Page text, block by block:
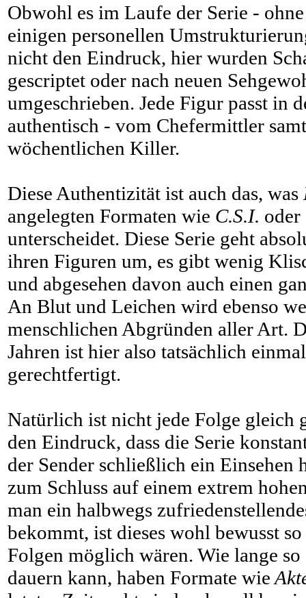
Obwohl es im Laufe der Serie -
einigen personellen
nicht den Eindruck, hier wurden
gescriptet oder nach neuen
umgeschrieben. Jede Figur passt in
authentisch - vom Chefermittler
wöchentlichen Killer.
Diese Authentizität ist auch das, was
angelegten Formaten wie C.S.I. oder
unterscheidet. Diese Serie geht
ihren Figuren um, es gibt wenig
und abgesehen davon auch einen
An Blut und Leichen wird ebenso
menschlichen Abgründen aller Art.
Jahren ist hier also tatsächlich
gerechtfertigt.
Natürlich ist nicht jede Folge gleich
den Eindruck, dass die Serie
der Sender schließlich ein Einsehen
zum Schluss auf einem extrem
man ein halbwegs
bekommt, ist dieses wohl bewusst
Folgen möglich wären. Wie lange so
dauern kann, haben Formate wie